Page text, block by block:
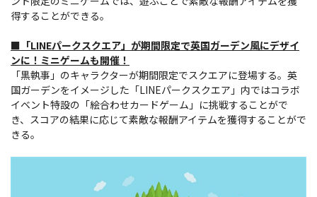
得することができる。
■「LINEパークスクエア」が期間限定で英国ガーデン風にデザイ
ンに！ミニゲームも開催！
「黒執事」のキャラクターが期間限定でスクエアに登場する。英
国ガーデンをイメージした「LINEパークスクエア」内ではコラボ
イベント特設の「絵合わせカードゲーム」に挑戦することがで
き、スコアの結果に応じて素敵な報酬アイテムを獲得することがで
きる。